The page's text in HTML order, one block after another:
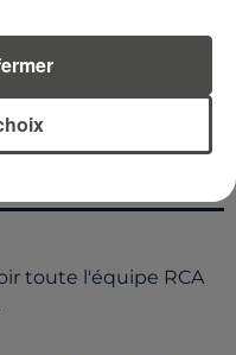
DE LA RÉGION ET
DE LA RÉDACTION
MOBILE
toute l'équipe RCA